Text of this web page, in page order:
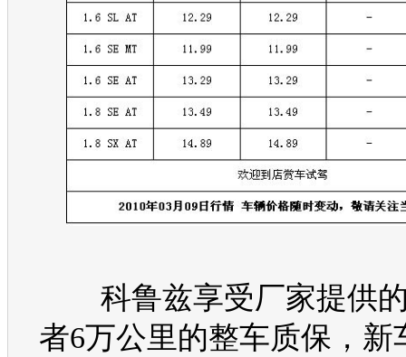
科鲁兹享受厂家提供
者6万公里的整车质保，新